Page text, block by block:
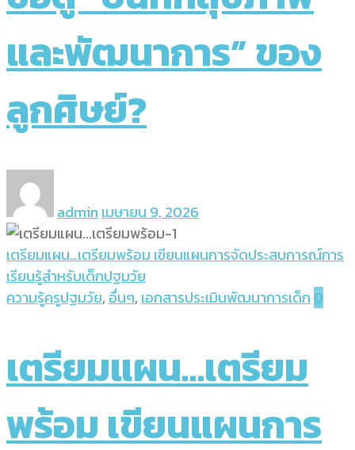
และพัฒนาการ” ของ
ลูกศิษย์?
admin เมษายน 9, 2026
เตรียมแผน…เตรียมพร้อม เขียนแผนการจัดประสบการณ์การ
เรียนรู้สำหรับเด็กปฐมวัย
ความรู้ครูปฐมวัย, อื่นๆ, เอกสารประเมินพัฒนาการเด็ก 0
เตรียมแผน…เตรียม
พร้อม เขียนแผนการ